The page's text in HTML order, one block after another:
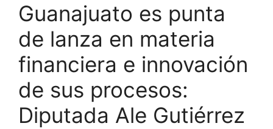
Guanajuato es punta
de lanza en materia
financiera e innovación
de sus procesos:
Diputada Ale Gutiérrez